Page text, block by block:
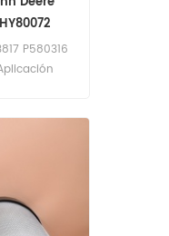
P580316